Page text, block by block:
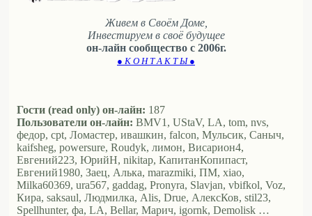
Живем в Своём Доме,
Инвестируем в своё будущее
он-лайн сообщество с 2006г.
● К О Н Т А К Т Ы ●
Гости (read only) он-лайн: 187
Пользователи он-лайн: BMV1, UStaV, LA, tom, nvs,
федор, cpt, Ломастер, ивашкин, falcon, Мульсик, Саныч,
kaifsheg, powersure, Roudyk, лимон, Висариoн4,
Евгений223, ЮрийН, nikitap, КапитанКопипаст,
Евгений1980, Заец, Алька, marazmiki, ПМ, xiao,
Milka60369, ura567, gaddag, Pronyra, Slavjan, vbifkol, Voz,
Кира, saksaul, Людмилка, Alis, Drue, АлексКов, stil23,
Spellhunter, фа, LA, Bellar, Марич, igornk, Demolisk …